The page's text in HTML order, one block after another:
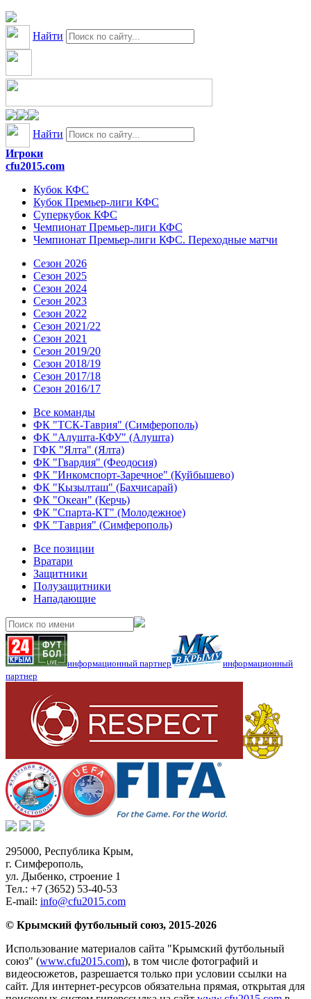
Найти
Найти
Игроки
cfu2015.com
Кубок КФС
Кубок Премьер-лиги КФС
Суперкубок КФС
Чемпионат Премьер-лиги КФС
Чемпионат Премьер-лиги КФС. Переходные матчи
Сезон 2026
Сезон 2025
Сезон 2024
Сезон 2023
Сезон 2022
Сезон 2021/22
Сезон 2021
Сезон 2019/20
Сезон 2018/19
Сезон 2017/18
Сезон 2016/17
Все команды
ФК "ТСК-Таврия" (Симферополь)
ФК "Алушта-КФУ" (Алушта)
ГФК "Ялта" (Ялта)
ФК "Гвардия" (Феодосия)
ФК "Инкомспорт-Заречное" (Куйбышево)
ФК "Кызылташ" (Бахчисарай)
ФК "Океан" (Керчь)
ФК "Спарта-КТ" (Молодежное)
ФК "Таврия" (Симферополь)
Все позиции
Вратари
Защитники
Полузащитники
Нападающие
информационный партнер
информационный
партнер
295000, Республика Крым,
г. Симферополь,
ул. Дыбенко, строение 1
Тел.: +7 (3652) 53-40-53
E-mail: info@cfu2015.com
© Крымский футбольный союз, 2015-2026
Использование материалов сайта "Крымский футбольный
союз" (www.cfu2015.com), в том числе фотографий и
видеосюжетов, разрешается только при условии ссылки на
сайт. Для интернет-ресурсов обязательна прямая, открытая для